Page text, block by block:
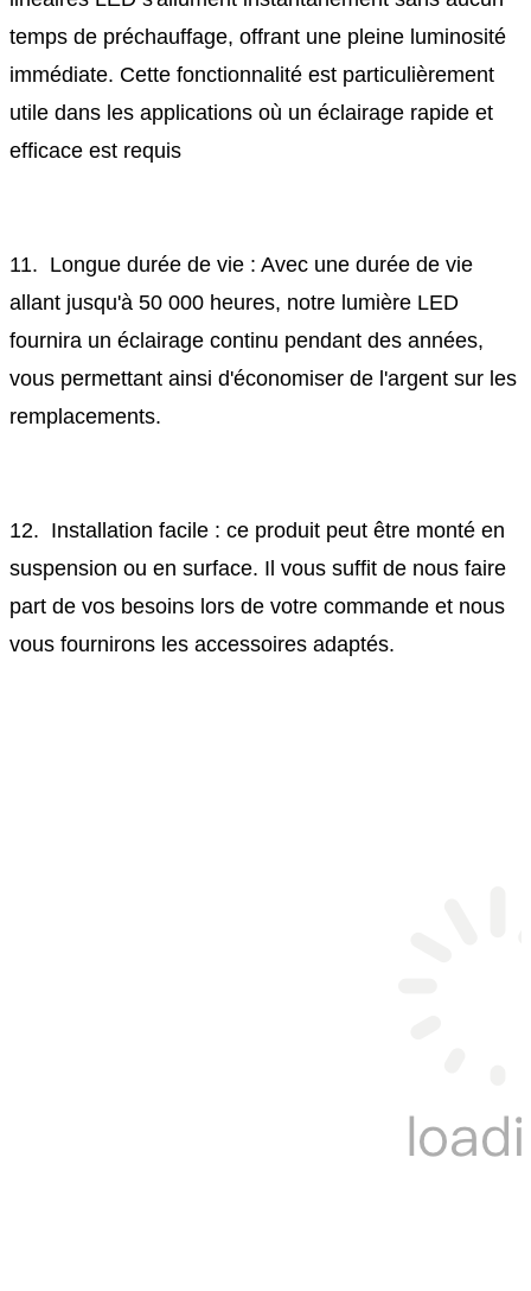
temps de préchauffage, offrant une pleine luminosité
immédiate. Cette fonctionnalité est particulièrement
utile dans les applications où un éclairage rapide et
efficace est requis
11. Longue durée de vie : Avec une durée de vie
allant jusqu'à 50 000 heures, notre lumière LED
fournira un éclairage continu pendant des années,
vous permettant ainsi d'économiser de l'argent sur les
remplacements.
12. Installation facile : ce produit peut être monté en
suspension ou en surface. Il vous suffit de nous faire
part de vos besoins lors de votre commande et nous
vous fournirons les accessoires adaptés.